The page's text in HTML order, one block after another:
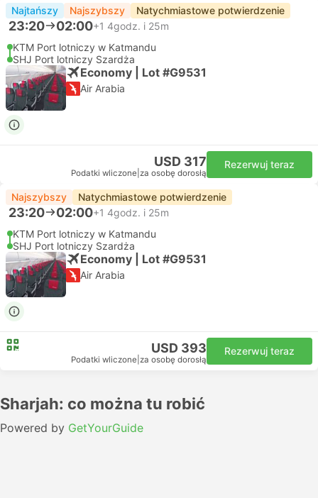
Najtańszy Najszybszy Natychmiastowe potwierdzenie
23:20 02:00+1 4godz. i 25m
KTM Port lotniczy w Katmandu
SHJ Port lotniczy Szardża
Economy | Lot #G9531
Air Arabia
USD 317
Podatki wliczone za osobę dorosłą
Rezerwuj teraz
Najszybszy Natychmiastowe potwierdzenie
23:20 02:00+1 4godz. i 25m
KTM Port lotniczy w Katmandu
SHJ Port lotniczy Szardża
Economy | Lot #G9531
Air Arabia
USD 393
Podatki wliczone za osobę dorosłą
Rezerwuj teraz
Sharjah: co można tu robić
Powered by GetYourGuide